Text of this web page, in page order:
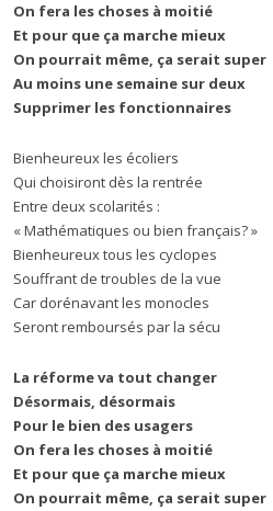
On fera les choses à moitié
Et pour que ça marche mieux
On pourrait même, ça serait super
Au moins une semaine sur deux
Supprimer les fonctionnaires
Bienheureux les écoliers
Qui choisiront dès la rentrée
Entre deux scolarités :
« Mathématiques ou bien français? »
Bienheureux tous les cyclopes
Souffrant de troubles de la vue
Car dorénavant les monocles
Seront remboursés par la sécu
La réforme va tout changer
Désormais, désormais
Pour le bien des usagers
On fera les choses à moitié
Et pour que ça marche mieux
On pourrait même, ça serait super